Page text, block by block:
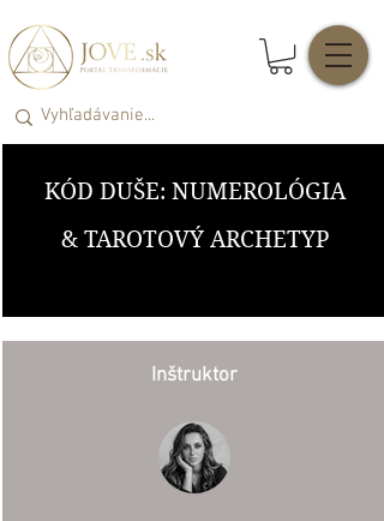
KÓD DUŠE: NUMEROLÓGIA
& TAROTOVÝ ARCHETYP
Inštruktor